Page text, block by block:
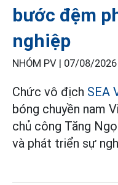
bước đệm
nghiệp
NHÓM PV | 07/08/
Chức vô địch SEA
bóng chuyền nam
chủ công Tăng
và phát triển sự